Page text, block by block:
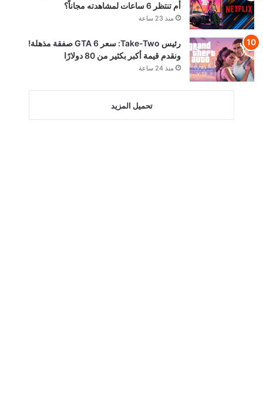
أم تنتظر 6 ساعات لمشاهدته مجاناً؟
منذ 23 ساعة
رئيس Take-Two: سعر GTA 6 صفقة مذهلة!
ونقدم قيمة أكبر بكثير من 80 دولارًا
منذ 24 ساعة
تحميل المزيد